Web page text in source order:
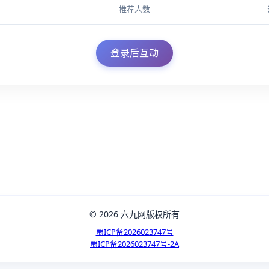
推荐人数
登录后互动
© 2026 六九网版权所有
蜀ICP备2026023747号
蜀ICP备2026023747号-2A